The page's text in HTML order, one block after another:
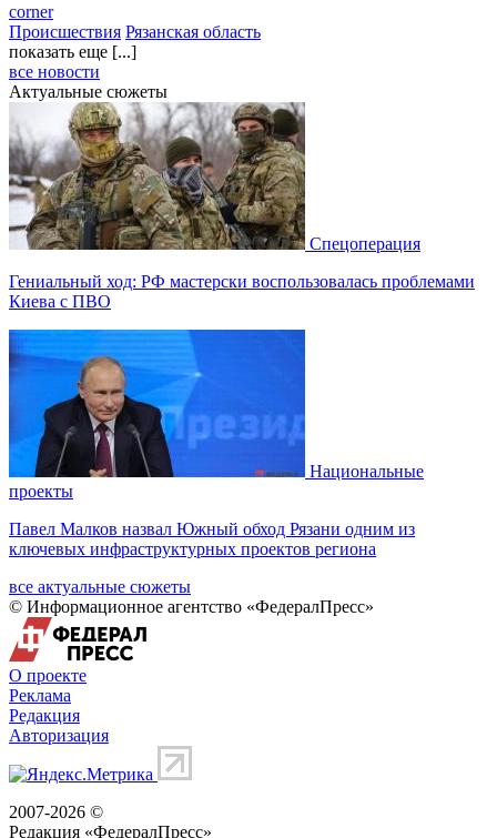
corner
Происшествия Рязанская область
показать еще [...]
все новости
Актуальные сюжеты
Спецоперация
Гениальный ход: РФ мастерски воспользовалась проблемами
Киева с ПВО
Национальные
проекты
Павел Малков назвал Южный обход Рязани одним из
ключевых инфраструктурных проектов региона
все актуальные сюжеты
© Информационное агентство «ФедералПресс»
О проекте
Реклама
Редакция
Авторизация
2007-2026 ©
Редакция «ФедералПресс»